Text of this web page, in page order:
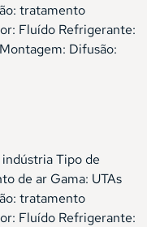
tratamento
Fluído Refrigerante:
Difusão:
indústria Tipo de
de ar Gama: UTAs
tratamento
Fluído Refrigerante: